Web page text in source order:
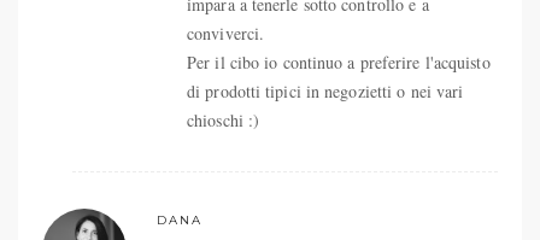
conviverci.
Per il cibo io continuo a preferire l'acquisto
di prodotti tipici in negozietti o nei vari
chioschi :)
DANA